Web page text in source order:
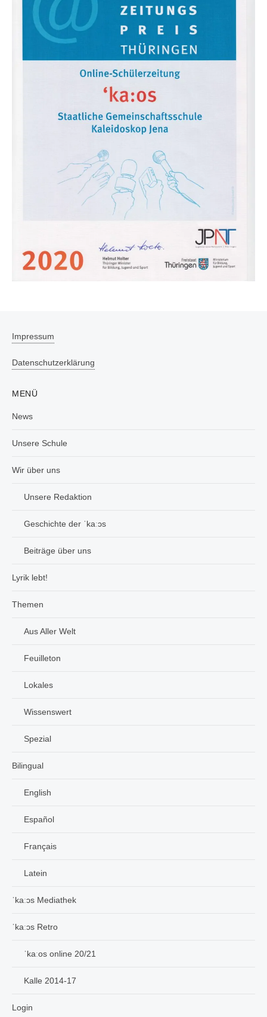
Impressum
Datenschutzerklärung
MENÜ
News
Unsere Schule
Wir über uns
Unsere Redaktion
Geschichte der ˈkaːɔs
Beiträge über uns
Lyrik lebt!
Themen
Aus Aller Welt
Feuilleton
Lokales
Wissenswert
Spezial
Bilingual
English
Español
Français
Latein
ˈkaːɔs Mediathek
ˈkaːɔs Retro
ˈkaːos online 20/21
Kalle 2014-17
Login